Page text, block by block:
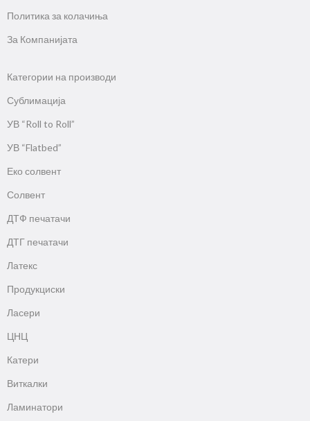
Политика за колачиња
За Компанијата
Категории на производи
Сублимација
УВ “Roll to Roll”
УВ “Flatbed”
Еко солвент
Солвент
ДТФ печатачи
ДТГ печатачи
Латекс
Продукциски
Ласери
ЦНЦ
Катери
Виткалки
Ламинатори